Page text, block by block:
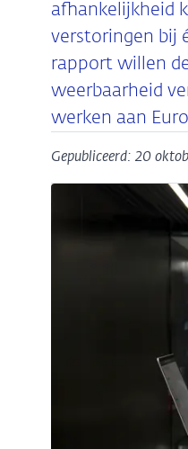
afhankelijkheid
verstoringen bij
rapport willen
weerbaarheid
werken aan
Gepubliceerd: 20